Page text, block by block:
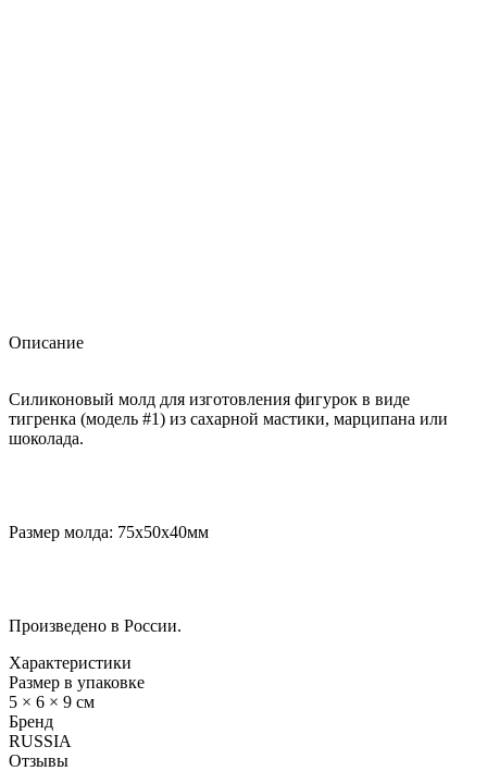
Описание
Силиконовый молд для изготовления фигурок в виде
тигренка (модель #1) из сахарной мастики, марципана или
шоколада.
Размер молда: 75х50х40мм
Произведено в России.
Характеристики
Размер в упаковке
5 × 6 × 9 см
Бренд
RUSSIA
Отзывы